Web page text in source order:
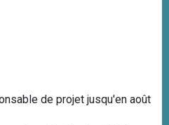
de projet jusqu'en août